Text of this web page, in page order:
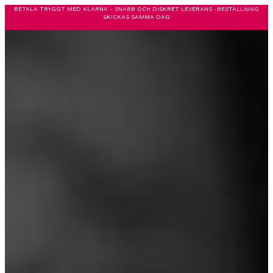
BETALA TRYGGT MED KLARNA - SNABB OCH DISKRET LEVERANS -BESTÄLLNING
SKICKAS SAMMA DAG